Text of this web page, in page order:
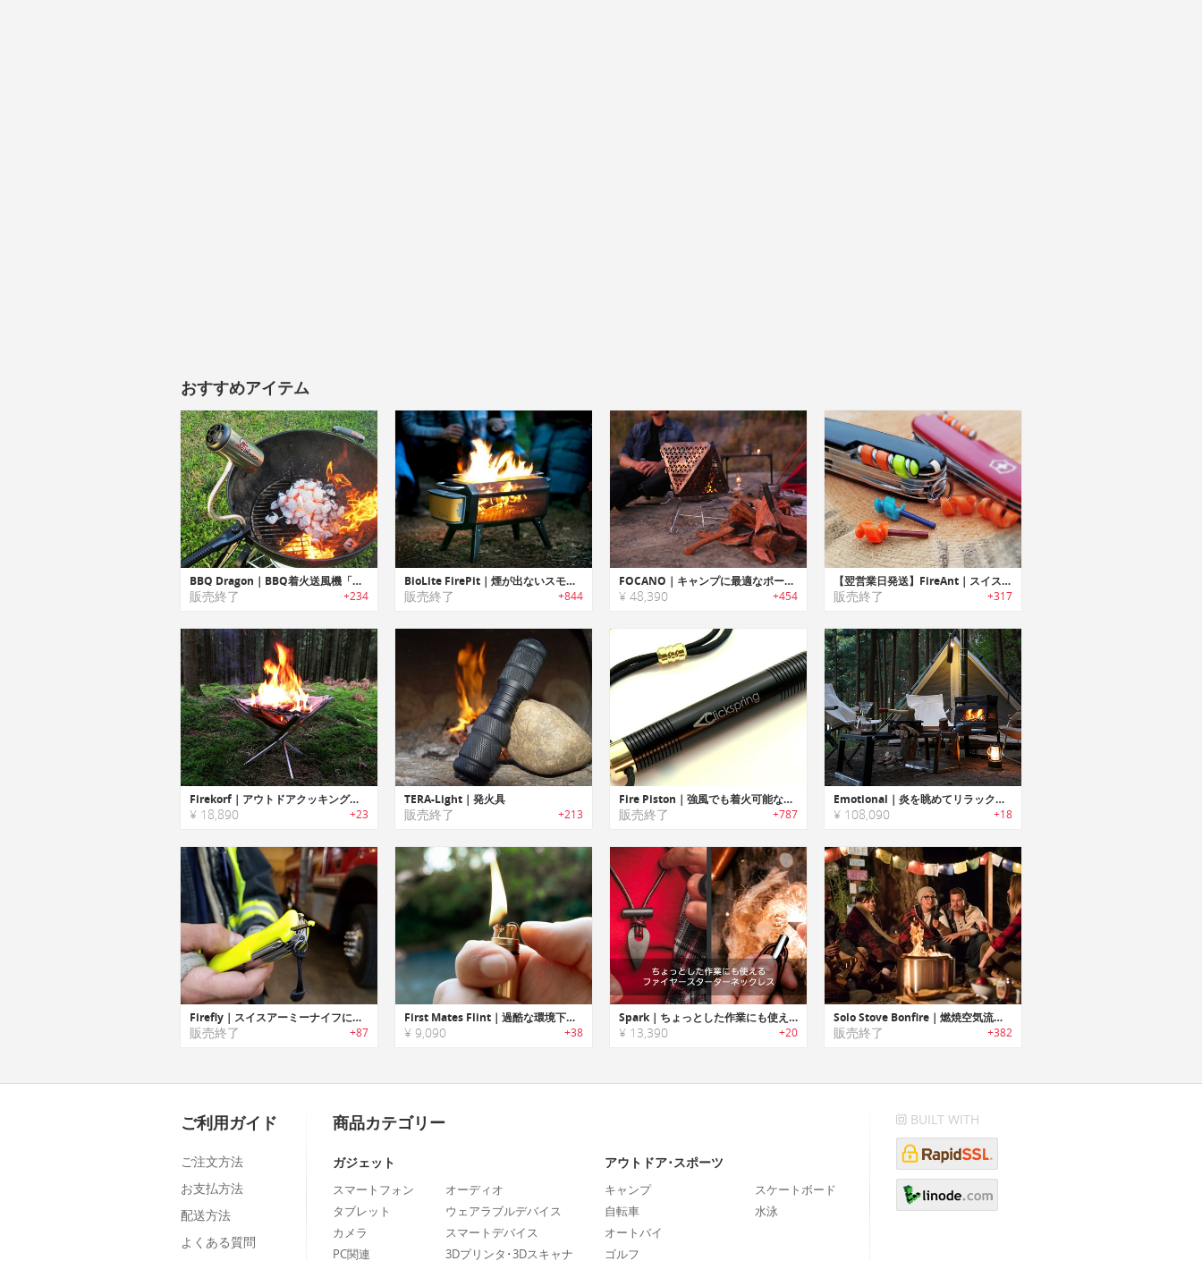
おすすめアイテム
BBQ Dragon｜BBQ着火送風機「バーベキュードラゴン」
販売終了 +234
BioLite FirePit｜煙が出ないスモークレスキャンプファイヤー「ファイヤーピット」
販売終了 +844
FOCANO｜キャンプに最適なポータブルファイヤーピット「フォカーノ」
¥ 48,390 +454
【翌営業日発送】FireAnt｜スイスアーミーのコルクスクリューに取付けて持ち運べるファイヤースターターキット「ファイヤーアント」
販売終了 +317
Firekorf｜アウトドアクッキングで活躍する燃焼効率に優れたポータブルファイヤーピット「ファイヤーコーフ」
¥ 18,890 +23
TERA-Light｜発火具
販売終了 +213
Fire Piston｜強風でも着火可能なコンパス付きファイヤースターター「ファイヤーピストン」
販売終了 +787
Emotional｜炎を眺めてリラックスできるDIYファイヤーウッドストーブ「エモーショナル」
¥ 108,090 +18
Firefly｜スイスアーミーナイフに収納可能なファイヤースターター「ファイヤーフライ」
販売終了 +87
First Mates Flint｜過酷な環境下で使用可能な防風ライター「ファーストメイツフリント」
¥ 9,090 +38
Spark｜ちょっとした作業にも使えるファイヤースターターネックレス「スパーク」
¥ 13,390 +20
Solo Stove Bonfire｜燃焼空気流効率を利用したアウトドア用アルミニウムストーブ「ボンファイアー」
販売終了 +382
ご利用ガイド
ご注文方法
お支払方法
配送方法
よくある質問
商品カテゴリー
ガジェット
スマートフォン
タブレット
カメラ
PC関連
オーディオ
ウェアラブルデバイス
スマートデバイス
3Dプリンタ･3Dスキャナ
アウトドア･スポーツ
キャンプ
自転車
オートバイ
ゴルフ
スケートボード
水泳
BUILT WITH